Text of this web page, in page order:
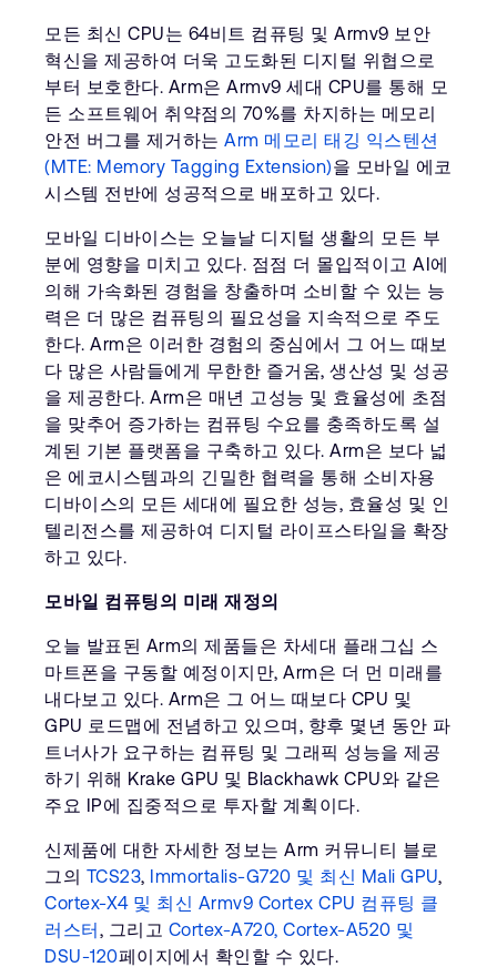
모든 최신 CPU는 64비트 컴퓨팅 및 Armv9 보안
혁신을 제공하여 더욱 고도화된 디지털 위협으로
부터 보호한다. Arm은 Armv9 세대 CPU를 통해 모
든 소프트웨어 취약점의 70%를 차지하는 메모리
안전 버그를 제거하는 Arm 메모리 태깅 익스텐션
(MTE: Memory Tagging Extension)을 모바일 에코
시스템 전반에 성공적으로 배포하고 있다.
모바일 디바이스는 오늘날 디지털 생활의 모든 부
분에 영향을 미치고 있다. 점점 더 몰입적이고 AI에
의해 가속화된 경험을 창출하며 소비할 수 있는 능
력은 더 많은 컴퓨팅의 필요성을 지속적으로 주도
한다. Arm은 이러한 경험의 중심에서 그 어느 때보
다 많은 사람들에게 무한한 즐거움, 생산성 및 성공
을 제공한다. Arm은 매년 고성능 및 효율성에 초점
을 맞추어 증가하는 컴퓨팅 수요를 충족하도록 설
계된 기본 플랫폼을 구축하고 있다. Arm은 보다 넓
은 에코시스템과의 긴밀한 협력을 통해 소비자용
디바이스의 모든 세대에 필요한 성능, 효율성 및 인
텔리전스를 제공하여 디지털 라이프스타일을 확장
하고 있다.
모바일 컴퓨팅의 미래 재정의
오늘 발표된 Arm의 제품들은 차세대 플래그십 스
마트폰을 구동할 예정이지만, Arm은 더 먼 미래를
내다보고 있다. Arm은 그 어느 때보다 CPU 및
GPU 로드맵에 전념하고 있으며, 향후 몇년 동안 파
트너사가 요구하는 컴퓨팅 및 그래픽 성능을 제공
하기 위해 Krake GPU 및 Blackhawk CPU와 같은
주요 IP에 집중적으로 투자할 계획이다.
신제품에 대한 자세한 정보는 Arm 커뮤니티 블로
그의 TCS23, Immortalis-G720 및 최신 Mali GPU,
Cortex-X4 및 최신 Armv9 Cortex CPU 컴퓨팅 클
러스터, 그리고 Cortex-A720, Cortex-A520 및
DSU-120페이지에서 확인할 수 있다.